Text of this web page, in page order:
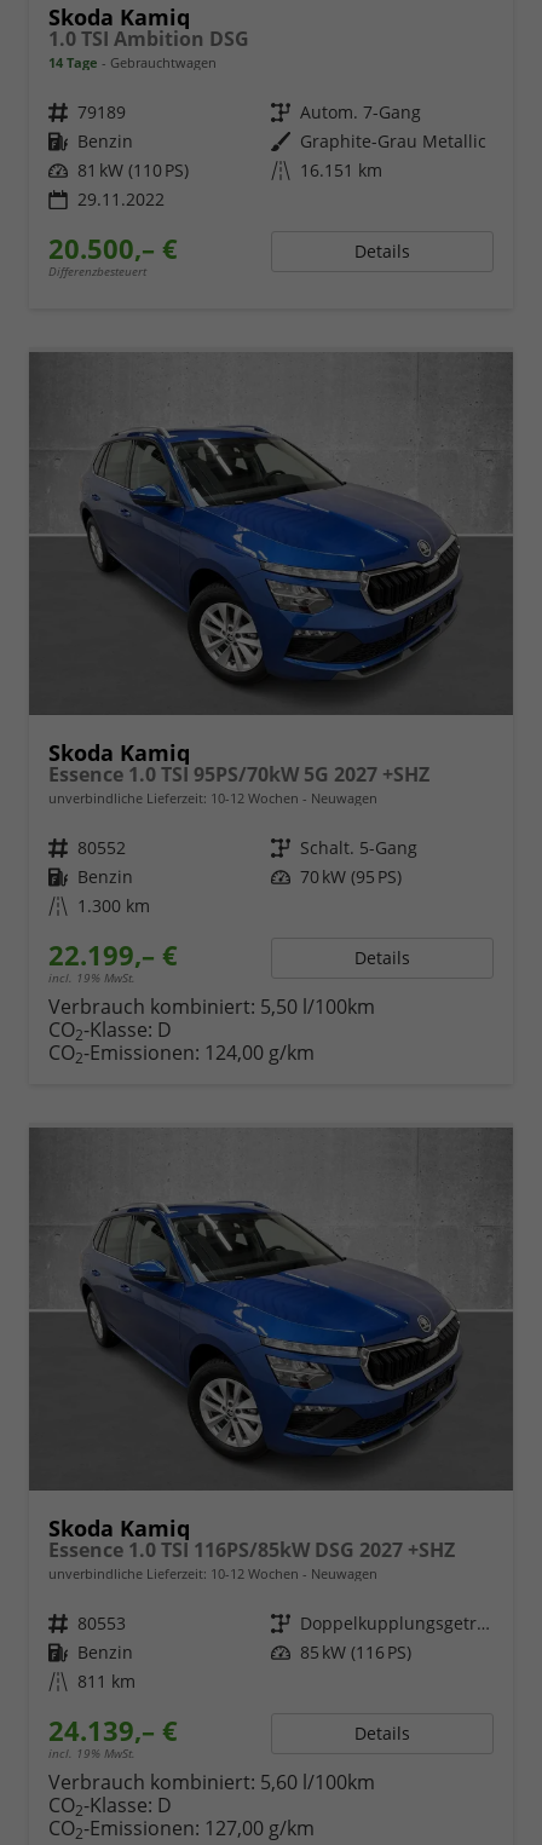
Skoda Kamiq
1.0 TSI Ambition DSG
14 Tage Gebrauchtwagen
Fahrzeugnr. 79189 Getriebe Autom. 7-Gang
Kraftstoff Benzin Außenfarbe Graphite-Grau Metallic
Leistung 81 kW (110 PS) Kilometerstand 16.151 km
29.11.2022
20.500,– €
Differenzbesteuert
Details
Skoda Kamiq
Essence 1.0 TSI 95PS/70kW 5G 2027 +SHZ
unverbindliche Lieferzeit: 10-12 Wochen Neuwagen
Fahrzeugnr. 80552 Getriebe Schalt. 5-Gang
Kraftstoff Benzin Leistung 70 kW (95 PS)
Kilometerstand 1.300 km
22.199,– €
incl. 19% MwSt.
Details
Verbrauch kombiniert: 5,50 l/100km
CO2-Klasse: D
CO2-Emissionen: 124,00 g/km
Skoda Kamiq
Essence 1.0 TSI 116PS/85kW DSG 2027 +SHZ
unverbindliche Lieferzeit: 10-12 Wochen Neuwagen
Fahrzeugnr. 80553 Getriebe
Doppelkupplungsgetriebe (DSG)
Kraftstoff Benzin Leistung 85 kW (116 PS)
Kilometerstand 811 km
24.139,– €
incl. 19% MwSt.
Details
Verbrauch kombiniert: 5,60 l/100km
CO2-Klasse: D
CO2-Emissionen: 127,00 g/km